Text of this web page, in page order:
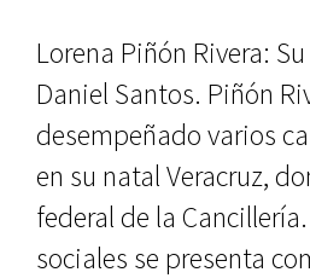
Lorena Piñón Rivera:
Daniel Santos. Piñón
desempeñado varios
en su natal Veracruz,
federal de la
sociales se presenta